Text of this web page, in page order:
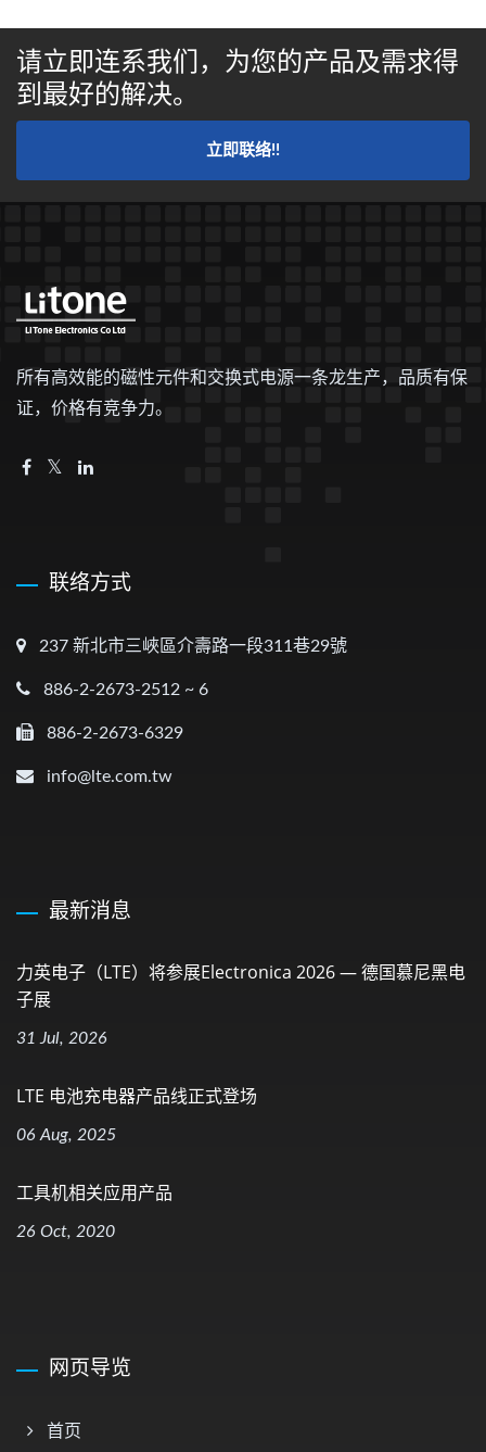
请立即连系我们，为您的产品及需求得
到最好的解决。
立即联络!!
所有高效能的磁性元件和交换式电源一条龙生产，品质有保
证，价格有竞争力。
联络方式
237 新北市三峽區介壽路一段311巷29號
886-2-2673-2512 ~ 6
886-2-2673-6329
info@lte.com.tw
最新消息
力英电子（LTE）将参展electronica 2026 — 德国慕尼黑电
子展
31 Jul, 2026
LTE 电池充电器产品线正式登场
06 Aug, 2025
工具机相关应用产品
26 Oct, 2020
网页导览
首页